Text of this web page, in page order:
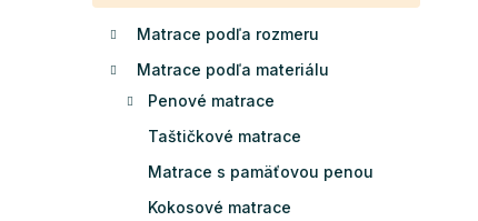
l
Matrace podľa rozmeru
Matrace podľa materiálu
Penové matrace
Taštičkové matrace
Matrace s pamäťovou penou
Kokosové matrace